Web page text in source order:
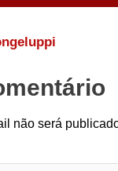
não será